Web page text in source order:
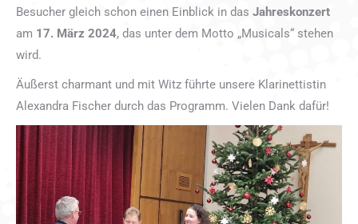
Besucher gleich schon einen Einblick in das Jahreskonzert
am 17. März 2024, das unter dem Motto „Musicals“ stehen
wird.
Äußerst charmant und mit Witz führte unsere Klarinettistin
Alexandra Fischer durch das Programm. Vielen Dank dafür!